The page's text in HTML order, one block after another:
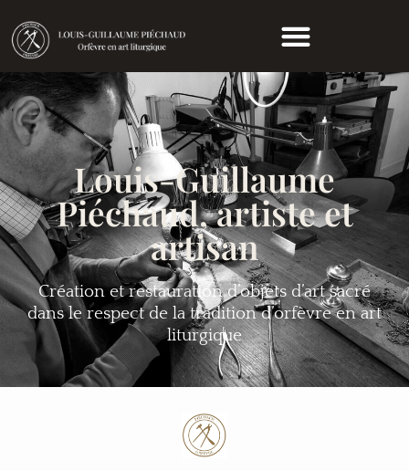
Louis-Guillaume
Piéchaud, artiste et
artisan
Création et restauration d’objets d’art sacré
dans le respect de la tradition d’orfèvre en art
liturgique